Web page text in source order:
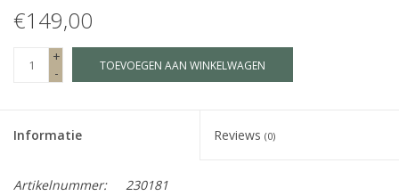
Fake plants
Kisten
€149,00
+
-
TOEVOEGEN AAN WINKELWAGEN
Informatie Reviews (0)
Artikelnummer:
230181